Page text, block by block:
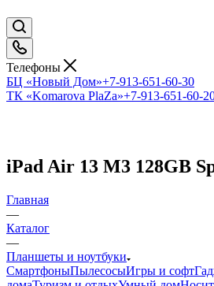
Телефоны
БЦ «Новый Дом»+7-913-651-60-30
ТК «Komarova PlaZa»+7-913-651-60-
iPad Air 13 M3 128GB
Главная
—
Каталог
—
Планшеты и ноутбуки
СмартфоныПылесосыИгры и софт